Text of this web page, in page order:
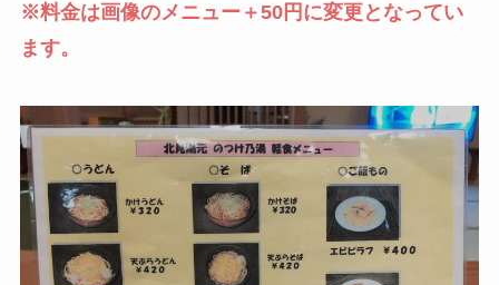
※料金は画像のメニュー＋50円に変更となってい
ます。